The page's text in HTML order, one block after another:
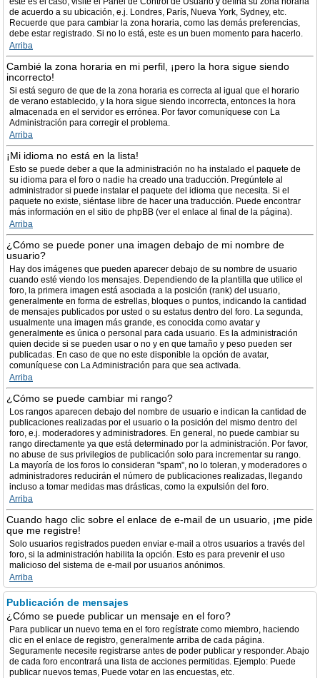
de acuerdo a su ubicación, e.j. Londres, París, Nueva York, Sydney, etc.
Recuerde que para cambiar la zona horaria, como las demás preferencias,
debe estar registrado. Si no lo está, este es un buen momento para hacerlo.
Arriba
Cambié la zona horaria en mi perfil, ¡pero la hora sigue siendo
incorrecto!
Si está seguro de que de la zona horaria es correcta al igual que el horario
de verano establecido, y la hora sigue siendo incorrecta, entonces la hora
almacenada en el servidor es errónea. Por favor comuníquese con La
Administración para corregir el problema.
Arriba
¡Mi idioma no está en la lista!
Esto se puede deber a que la administración no ha instalado el paquete de
su idioma para el foro o nadie ha creado una traducción. Pregúntele al
administrador si puede instalar el paquete del idioma que necesita. Si el
paquete no existe, siéntase libre de hacer una traducción. Puede encontrar
más información en el sitio de phpBB (ver el enlace al final de la página).
Arriba
¿Cómo se puede poner una imagen debajo de mi nombre de
usuario?
Hay dos imágenes que pueden aparecer debajo de su nombre de usuario
cuando esté viendo los mensajes. Dependiendo de la plantilla que utilice el
foro, la primera imagen está asociada a la posición (rank) del usuario,
generalmente en forma de estrellas, bloques o puntos, indicando la cantidad
de mensajes publicados por usted o su estatus dentro del foro. La segunda,
usualmente una imagen más grande, es conocida como avatar y
generalmente es única o personal para cada usuario. Es la administración
quien decide si se pueden usar o no y en que tamaño y peso pueden ser
publicadas. En caso de que no este disponible la opción de avatar,
comuníquese con La Administración para que sea activada.
Arriba
¿Cómo se puede cambiar mi rango?
Los rangos aparecen debajo del nombre de usuario e indican la cantidad de
publicaciones realizadas por el usuario o la posición del mismo dentro del
foro, e.j. moderadores y administradores. En general, no puede cambiar su
rango directamente ya que está determinado por la administración. Por favor,
no abuse de sus privilegios de publicación solo para incrementar su rango.
La mayoría de los foros lo consideran "spam", no lo toleran, y moderadores o
administradores reducirán el número de publicaciones realizadas, llegando
incluso a tomar medidas mas drásticas, como la expulsión del foro.
Arriba
Cuando hago clic sobre el enlace de e-mail de un usuario, ¡me pide
que me registre!
Solo usuarios registrados pueden enviar e-mail a otros usuarios a través del
foro, si la administración habilita la opción. Esto es para prevenir el uso
malicioso del sistema de e-mail por usuarios anónimos.
Arriba
Publicación de mensajes
¿Cómo se puede publicar un mensaje en el foro?
Para publicar un nuevo tema en el foro regístrate como miembro, haciendo
clic en el enlace de registro, generalmente arriba de cada página.
Seguramente necesite registrarse antes de poder publicar y responder. Abajo
de cada foro encontrará una lista de acciones permitidas. Ejemplo: Puede
publicar nuevos temas, Puede votar en las encuestas, etc.